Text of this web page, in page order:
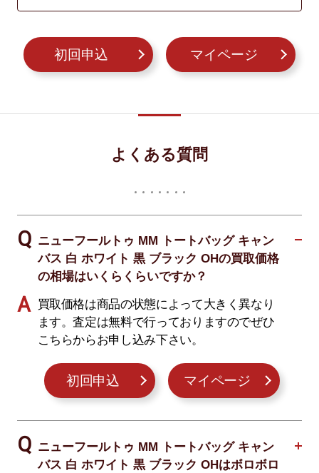
初回申込 マイページ
よくある質問
ニューフールトゥ MM トートバッグ キャン
バス 白 ホワイト 黒 ブラック OHの買取価格
の相場はいくらくらいですか？
買取価格は商品の状態によって大きく異なり
ます。査定は無料で行っておりますのでぜひ
こちらからお申し込み下さい。
初回申込 マイページ
ニューフールトゥ MM トートバッグ キャン
バス 白 ホワイト 黒 ブラック OHはボロボロ